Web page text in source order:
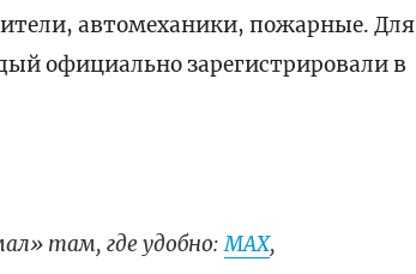
автомеханики, пожарные. Для
официально зарегистрировали в
там, где удобно:МАХ,